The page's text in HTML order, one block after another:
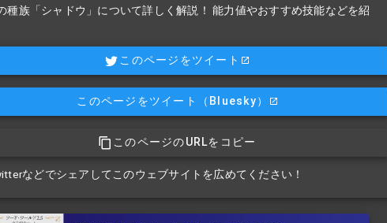
種族「シャドウ」について詳しく解説！ 能力値やおすすめ技能などを紹
このページをツイート
このページをツイート （Bluesky）
このページのURLをコピー
などでシェアしてこのウェブサイトを広めてください！